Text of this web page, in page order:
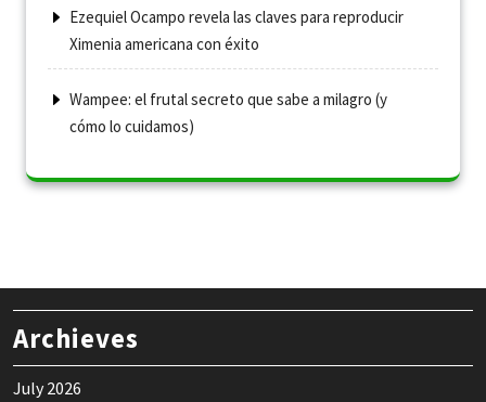
Ezequiel Ocampo revela las claves para reproducir
Ximenia americana con éxito
Wampee: el frutal secreto que sabe a milagro (y
cómo lo cuidamos)
Archieves
July 2026